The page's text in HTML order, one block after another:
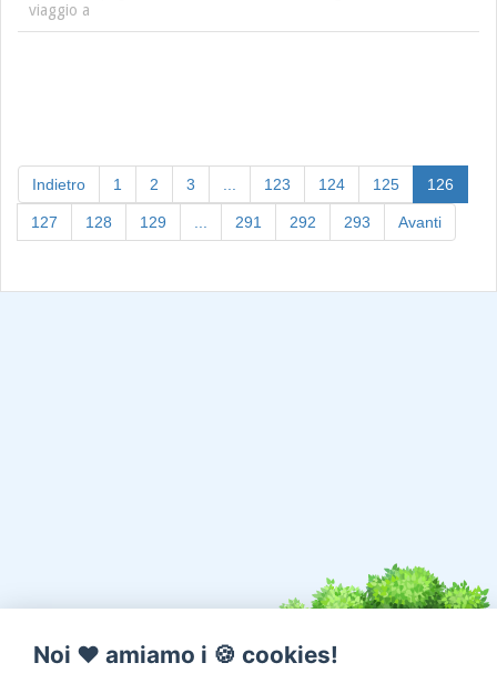
viaggio a
Indietro 1 2 3 123 124 125 126
127 128 129 291 292 293 Avanti
Noi ♥️ amiamo i 🍪 cookies!